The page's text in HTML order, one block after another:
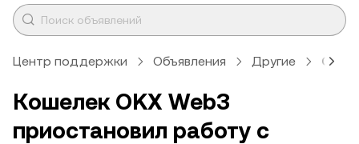
Центр поддержки Объявления Другие
Кошелек OKX Web3
приостановил работу с